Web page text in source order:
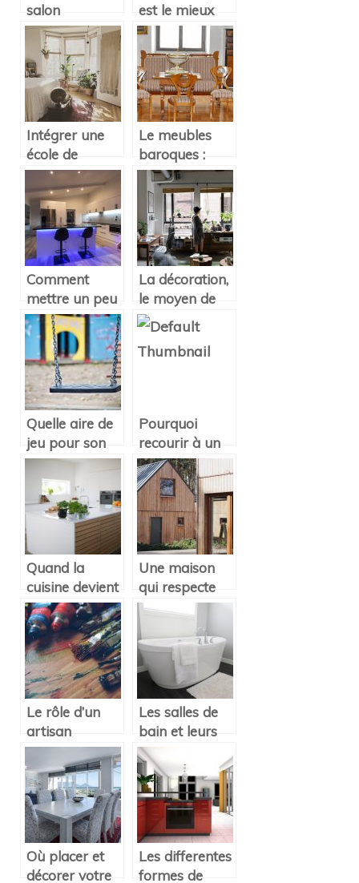
salon
confortable.
est le mieux
pour le sol ? Le
marbre, le
granit ou le
carrelage ?
Intégrer une
école de
décoration à
Lyon
Le meubles
baroques :
style
contemporain
de décoration
Comment
mettre un peu
d’esprit
décoratif dans
une cuisine ?
La décoration,
le moyen de
redonner vie à
vos meubles et
votre maison
Quelle aire de
jeu pour son
jardin ?
Pourquoi
recourir à un
plan
d’architecte
avant
d’aménager
son extérieur
Quand la
cuisine devient
un espace
connecté
Une maison
qui respecte
l’environnement,
c’est possible ?
Le rôle d’un
artisan
peintre/décorateur
Les salles de
bain et leurs
vasques
Où placer et
décorer votre
Les differentes
formes de